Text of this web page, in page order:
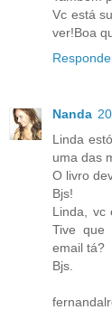
Vc está
ver!Boa
Nanda
Linda
uma das
O livro
Bjs!
Linda, vc
Tive que
email tá?
Bjs.